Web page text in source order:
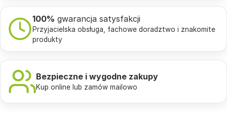
100% gwarancja satysfakcji
Przyjacielska obsługa, fachowe doradztwo i znakomite
produkty
Bezpieczne i wygodne zakupy
Kup online lub zamów mailowo